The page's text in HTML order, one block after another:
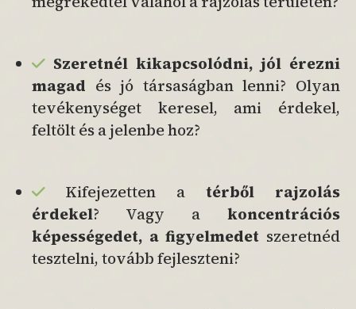
Szeretnél kikapcsolódni, jól érezni
magad és jó társaságban lenni? Olyan
tevékenységet keresel, ami érdekel,
feltölt és a jelenbe hoz?
Kifejezetten a térből rajzolás
érdekel? Vagy a koncentrációs
képességedet, a figyelmedet szeretnéd
tesztelni, tovább fejleszteni?